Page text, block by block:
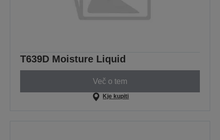
T639D Moisture Liquid
Več o tem
Kje kupiti